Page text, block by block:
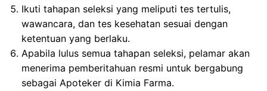
Ikuti tahapan seleksi yang meliputi tes tertulis,
wawancara, dan tes kesehatan sesuai dengan
ketentuan yang berlaku.
Apabila lulus semua tahapan seleksi, pelamar akan
menerima pemberitahuan resmi untuk bergabung
sebagai Apoteker di Kimia Farma.